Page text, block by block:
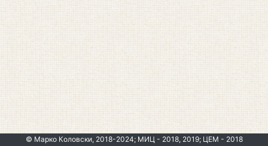
© Марко Коловски, 2018-2024; МИЦ - 2018, 2019; ЦЕМ - 2018